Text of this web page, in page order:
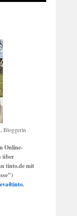
Bloggerin
Online-
über
tinto.de mit
.